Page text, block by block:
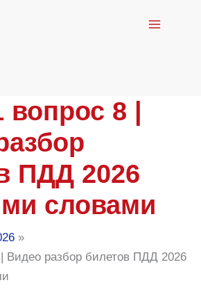
8 |
ПДД 2026
словами
Видео разбор билетов ПДД 2026